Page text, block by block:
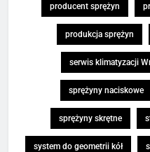
producent sprężyn
produkcja sprężyn
serwis klimatyzacji
sprężyny naciskowe
sprężyny skrętne
system do geometrii kół